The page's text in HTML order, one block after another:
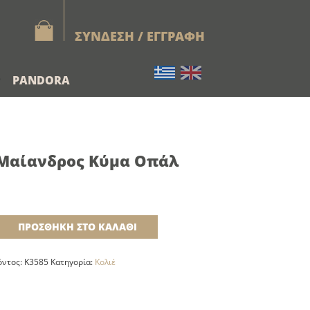
ΣΥΝΔΕΣΗ / ΕΓΓΡΑΦΗ
PANDORA
Κύμα Οπάλ
ΠΡΟΣΘΉΚΗ ΣΤΟ ΚΑΛΆΘΙ
K3585 Κατηγορία: Κολιέ